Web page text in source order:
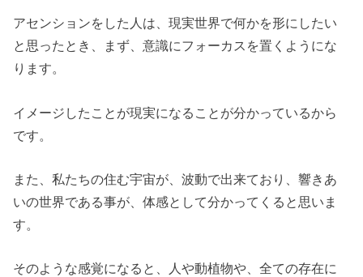
アセンションをした人は、現実世界で何かを形にしたい
と思ったとき、まず、意識にフォーカスを置くようにな
ります。
イメージしたことが現実になることが分かっているから
です。
また、私たちの住む宇宙が、波動で出来ており、響きあ
いの世界である事が、体感として分かってくると思いま
す。
そのような感覚になると、人や動植物や、全ての存在に